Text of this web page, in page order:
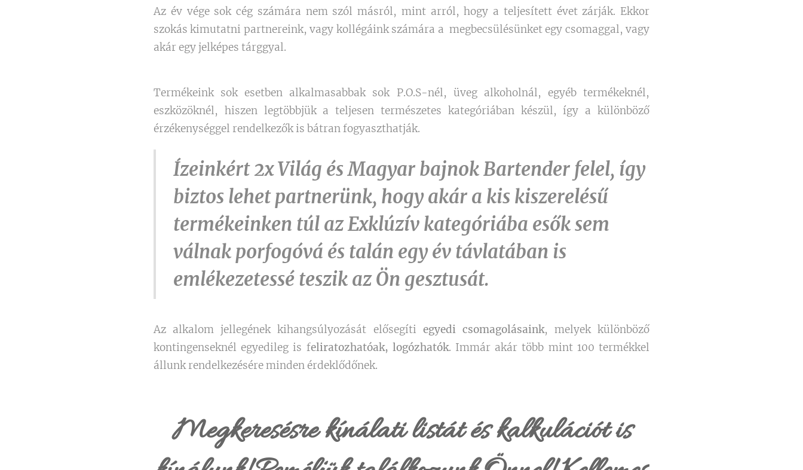
Az év vége sok cég számára nem szól másról, mint arról, hogy a teljesített évet zárják. Ekkor
szokás kimutatni partnereink, vagy kollégáink számára a megbecsülésünket egy csomaggal, vagy
akár egy jelképes tárggyal.
Termékeink sok esetben alkalmasabbak sok P.O.S-nél, üveg alkoholnál, egyéb termékeknél,
eszközöknél, hiszen legtöbbjük a teljesen természetes kategóriában készül, így a különböző
érzékenységgel rendelkezők is bátran fogyaszthatják.
Ízeinkért 2x Világ és Magyar bajnokBartender felel, így
biztos lehet partnerünk, hogy akár a kis kiszerelésű
termékeinken túl az Exklúzív kategóriába esők sem
válnak porfogóvá és talán egy év távlatában is
emlékezetessé teszik az Ön gesztusát.
Az alkalom jellegének kihangsúlyozását elősegíti egyedi csomagolásaink, melyek különböző
kontingenseknél egyedileg is feliratozhatóak, logózhatók. Immár akár több mint 100 termékkel
állunk rendelkezésére minden érdeklődőnek.
Megkeresésre kínálati listát és kalkulációt is